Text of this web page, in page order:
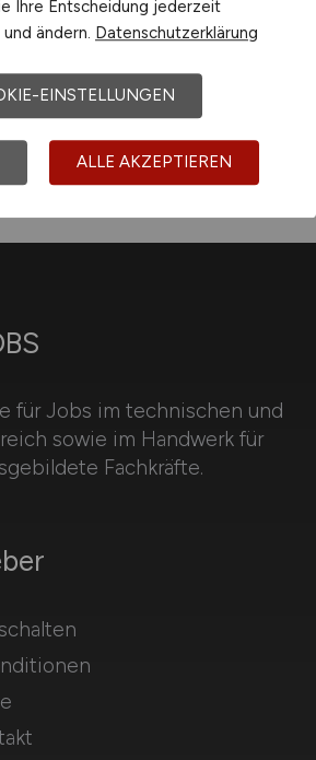
1
für Jobs im technischen und
sowie im Handwerk für
Fachkräfte.
Ihre Entscheidung jederzeit
ändern. Datenschutzerklärung
EINSTELLUNGEN
ALLE AKZEPTIEREN